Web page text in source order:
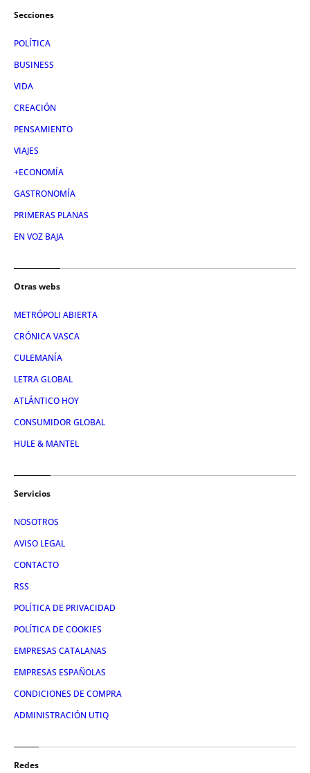
Secciones
POLÍTICA
BUSINESS
VIDA
CREACIÓN
PENSAMIENTO
VIAJES
+ECONOMÍA
GASTRONOMÍA
PRIMERAS PLANAS
EN VOZ BAJA
Otras webs
METRÓPOLI ABIERTA
CRÓNICA VASCA
CULEMANÍA
LETRA GLOBAL
ATLÁNTICO HOY
CONSUMIDOR GLOBAL
HULE & MANTEL
Servicios
NOSOTROS
AVISO LEGAL
CONTACTO
RSS
POLÍTICA DE PRIVACIDAD
POLÍTICA DE COOKIES
EMPRESAS CATALANAS
EMPRESAS ESPAÑOLAS
CONDICIONES DE COMPRA
ADMINISTRACIÓN UTIQ
Redes